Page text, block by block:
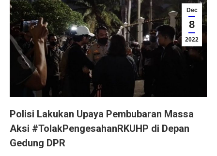
Dec
8
2022
Polisi Lakukan Upaya Pembubaran Massa
Aksi #TolakPengesahanRKUHP di Depan
Gedung DPR